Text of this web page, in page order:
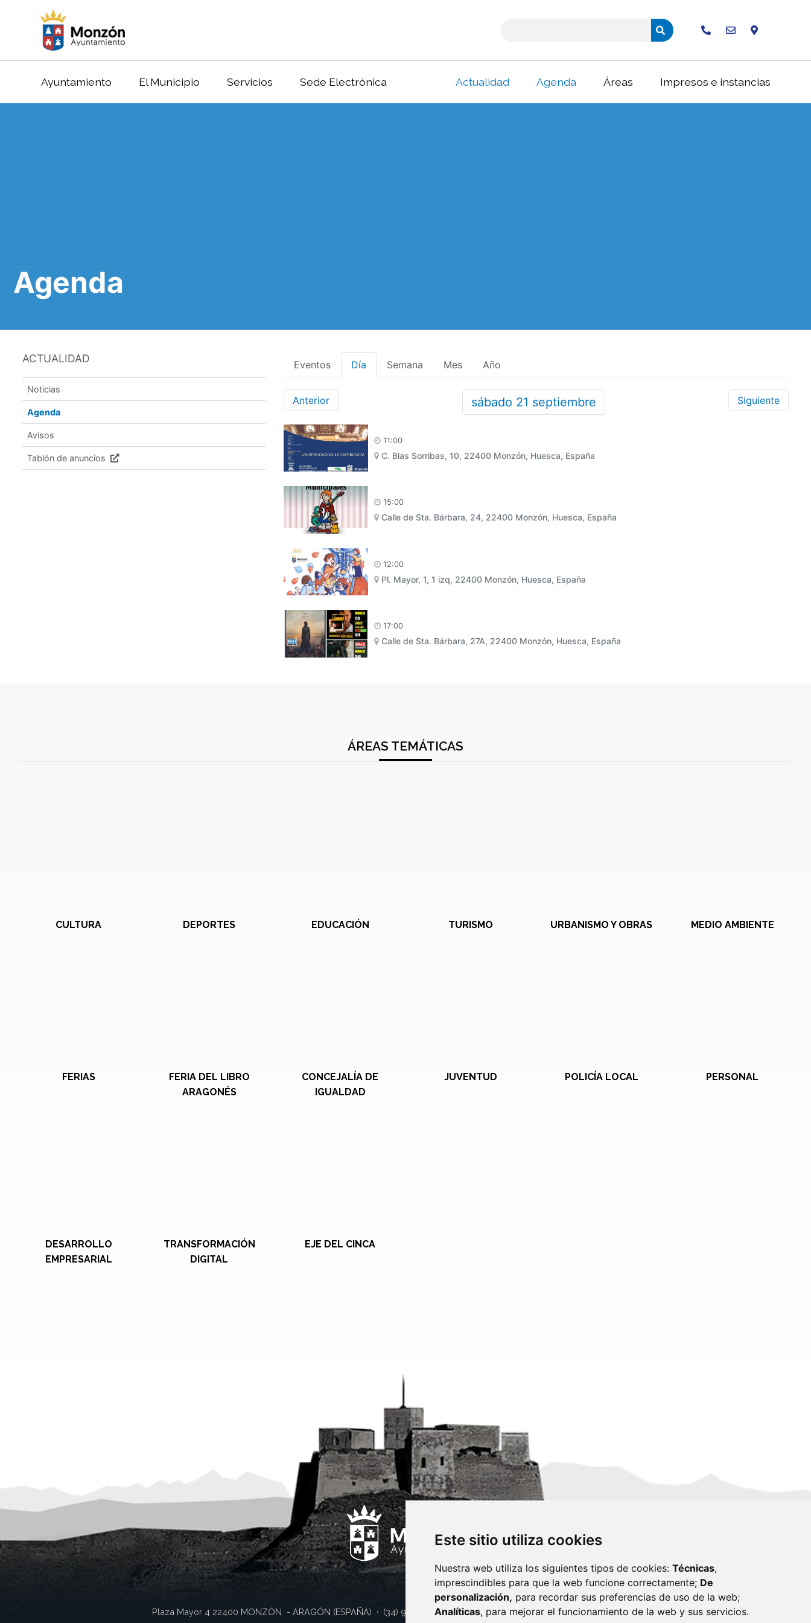
Este sitio utiliza cookies
Nuestra web utiliza los siguientes tipos de cookies: Técnicas,
imprescindibles para que la web funcione correctamente; De
personalización, para recordar sus preferencias de uso de la web;
Analíticas, para mejorar el funcionamiento de la web y sus servicios.
Ayuntamiento El Municipio Servicios Sede Electrónica Actualidad Agenda Áreas Impresos e instancias
Agenda
ACTUALIDAD
Noticias
Agenda
Avisos
Tablón de anuncios
Eventos Día Semana Mes Año
Anterior sábado 21 septiembre Siguiente
11:00
C. Blas Sorribas, 10, 22400 Monzón, Huesca, España
15:00
Calle de Sta. Bárbara, 24, 22400 Monzón, Huesca, España
12:00
Pl. Mayor, 1, 1 izq, 22400 Monzón, Huesca, España
17:00
Calle de Sta. Bárbara, 27A, 22400 Monzón, Huesca, España
ÁREAS TEMÁTICAS
CULTURA DEPORTES EDUCACIÓN TURISMO URBANISMO Y OBRAS MEDIO AMBIENTE
FERIAS
FERIA DEL LIBRO
ARAGONÉS
CONCEJALÍA DE
IGUALDAD
JUVENTUD POLICÍA LOCAL PERSONAL
DESARROLLO
EMPRESARIAL
TRANSFORMACIÓN
DIGITAL
EJE DEL CINCA
Plaza Mayor 4 22400 MONZÓN - ARAGÓN (ESPAÑA) · (34) 974 400 700 ·sac@monzon.es monzon.es